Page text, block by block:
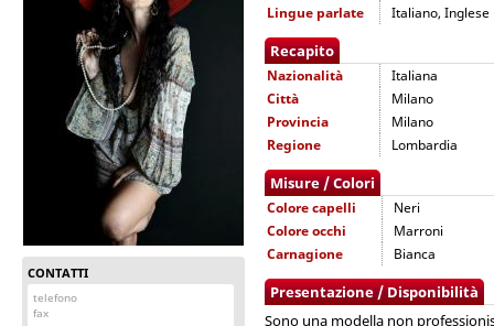
CONTATTI
telefono
fax
Lingue parlate
Italiano, Inglese
Recapito
Nazionalità
Italiana
Città
Milano
Provincia
Milano
Regione
Lombardia
Misure / Colori
Colore capelli
Neri
Colore occhi
Marroni
Carnagione
Bianca
Presentazione / Disponibilità
Sono una modella non